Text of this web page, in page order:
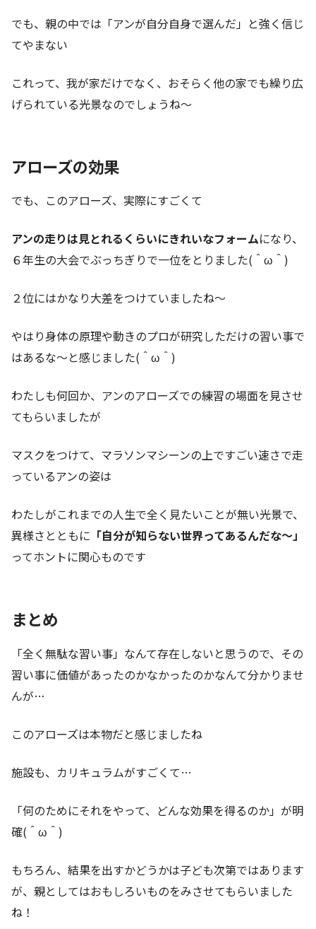
でも、親の中では「アンが自分自身で選んだ」と強く信じ
てやまない
これって、我が家だけでなく、おそらく他の家でも繰り広
げられている光景なのでしょうね～
アローズの効果
でも、このアローズ、実際にすごくて
アンの走りは見とれるくらいにきれいなフォームになり、
６年生の大会でぶっちぎりで一位をとりました(＾ω＾)
２位にはかなり大差をつけていましたね～
やはり身体の原理や動きのプロが研究しただけの習い事で
はあるな～と感じました(＾ω＾)
わたしも何回か、アンのアローズでの練習の場面を見させ
てもらいましたが
マスクをつけて、マラソンマシーンの上ですごい速さで走
っているアンの姿は
わたしがこれまでの人生で全く見たいことが無い光景で、
異様さとともに 「自分が知らない世界ってあるんだな～」
ってホントに関心ものです
まとめ
「全く無駄な習い事」なんて存在しないと思うので、その
習い事に価値があったのかなかったのかなんて分かりませ
んが…
このアローズは本物だと感じましたね
施設も、カリキュラムがすごくて…
「何のためにそれをやって、どんな効果を得るのか」が明
確(＾ω＾)
もちろん、結果を出すかどうかは子ども次第ではあります
が、親としてはおもしろいものをみさせてもらいました
ね！